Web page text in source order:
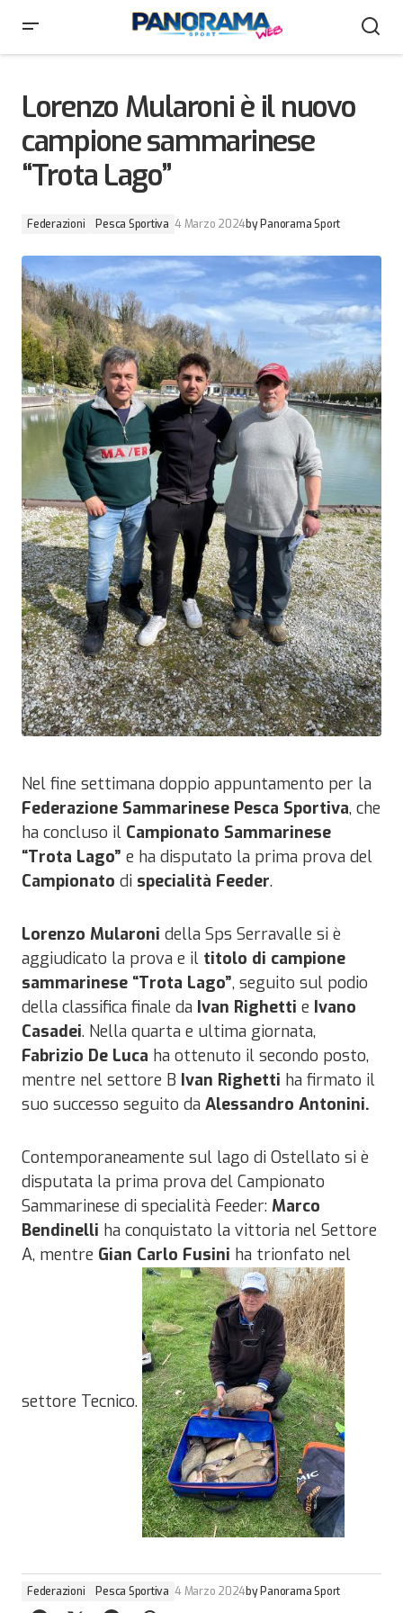
Lorenzo Mularoni è il nuovo
campione sammarinese
“Trota Lago”
Federazioni Pesca Sportiva 4 Marzo 2024by Panorama Sport
Nel fine settimana doppio appuntamento per la
Federazione Sammarinese Pesca Sportiva, che
ha concluso il Campionato Sammarinese
“Trota Lago” e ha disputato la prima prova del
Campionato di specialità Feeder.
Lorenzo Mularoni della Sps Serravalle si è
aggiudicato la prova e il titolo di campione
sammarinese “Trota Lago”, seguito sul podio
della classifica finale da Ivan Righetti e Ivano
Casadei. Nella quarta e ultima giornata,
Fabrizio De Luca ha ottenuto il secondo posto,
mentre nel settore B Ivan Righetti ha firmato il
suo successo seguito da Alessandro Antonini.
Contemporaneamente sul lago di Ostellato si è
disputata la prima prova del Campionato
Sammarinese di specialità Feeder: Marco
Bendinelli ha conquistato la vittoria nel Settore
A, mentre Gian Carlo Fusini ha trionfato nel
settore Tecnico.
Federazioni Pesca Sportiva 4 Marzo 2024byPanorama Sport